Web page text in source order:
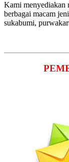
Kami menyediakan
berbagai macam
sukabumi,